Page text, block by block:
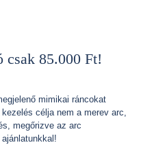
csak 85.000 Ft!
mimikai ráncokat
célja nem a merev arc,
megőrizve az arc